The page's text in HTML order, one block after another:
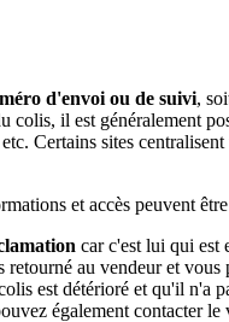
d'envoi ou de suivi,
il est généralement
Certains sites
et accès peuvent
car c'est lui qui est
au vendeur et
est détérioré et qu'il n'a
également contacter